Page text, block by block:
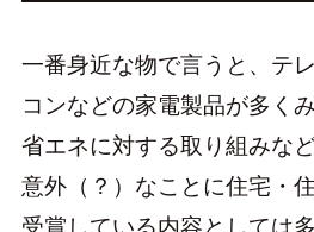
一番身近な物で言うと、テ
コンなどの家電製品が多く
省エネに対する取り組みな
意外（？）なことに住宅・
受賞している内容としては